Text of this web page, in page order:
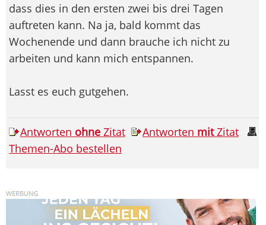
dass dies in den ersten zwei bis drei Tagen
auftreten kann. Na ja, bald kommt das
Wochenende und dann brauche ich nicht zu
arbeiten und kann mich entspannen.
Lasst es euch gutgehen.
Antworten ohne Zitat Antworten mitZitat
Themen-Abo bestellen